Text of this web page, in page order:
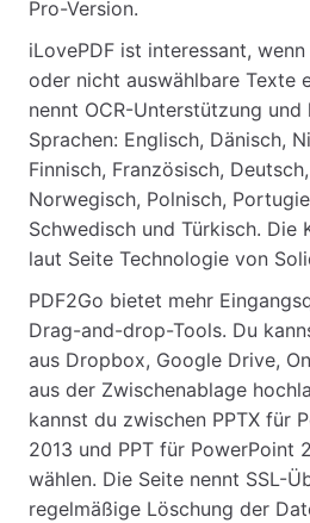
Pro-Version.
iLovePDF ist interessant,
oder nicht auswählbare Texte
nennt OCR-Unterstützung und
Sprachen: Englisch, Dänisch,
Finnisch, Französisch,
Norwegisch, Polnisch,
Schwedisch und Türkisch. Die
laut Seite Technologie von
PDF2Go bietet mehr
Drag-and-drop-Tools. Du
aus Dropbox, Google Drive,
aus der Zwischenablage
kannst du zwischen PPTX für
2013 und PPT für PowerPoint
wählen. Die Seite nennt SSL-
regelmäßige Löschung der